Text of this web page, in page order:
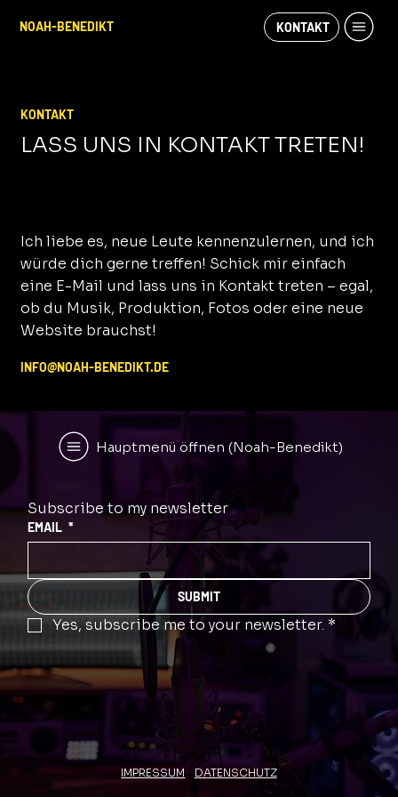
NOAH-BENEDIKT KONTAKT
KONTAKT
LASS UNS IN KONTAKT TRETEN!
Ich liebe es, neue Leute kennenzulernen, und ich
würde dich gerne treffen! Schick mir einfach
eine E-Mail und lass uns in Kontakt treten – egal,
ob du Musik, Produktion, Fotos oder eine neue
Website brauchst!
INFO@NOAH-BENEDIKT.DE
Hauptmenü öffnen (Noah-Benedikt)
Subscribe to my newsletter
EMAIL *
SUBMIT
Yes, subscribe me to your newsletter. *
IMPRESSUM DATENSCHUTZ